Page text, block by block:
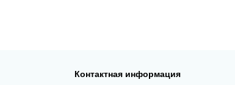
Контактная информация